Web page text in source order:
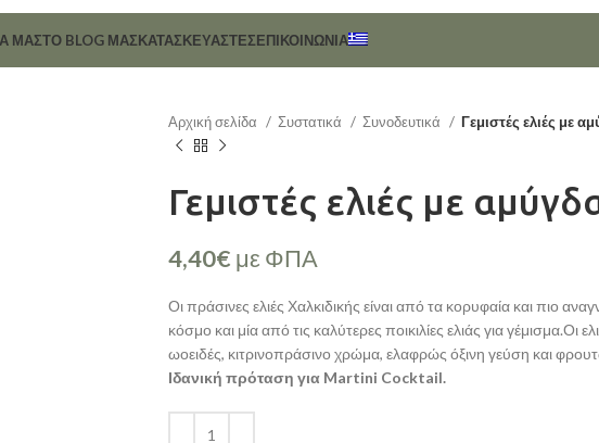
ΜΑΣΤΟ BLOG ΜΑΣΚΑΤΑΣΚΕΥΑΣΤΈΣΕΠΙΚΟΙΝΩΝΊΑ
Αρχική σελίδα Συστατικά Συνοδευτικά Γεμιστές ελιές με
Γεμιστές ελιές με
4,40€ με ΦΠΑ
Οι πράσινες ελιές Χαλκιδικής είναι από τα κορυφαία και πιο
κόσμο και μία από τις καλύτερες ποικιλίες ελιάς για γέμισμα.Οι
ωοειδές, κιτρινοπράσινο χρώμα, ελαφρώς όξινη γεύση και
Ιδανική πρόταση για Martini Cocktail.